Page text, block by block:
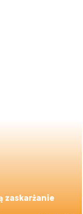
zaskarżanie